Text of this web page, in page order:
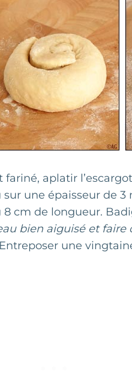
aplatir
une épaisseur de
cm de longueur.
bien aiguisé et faire
une